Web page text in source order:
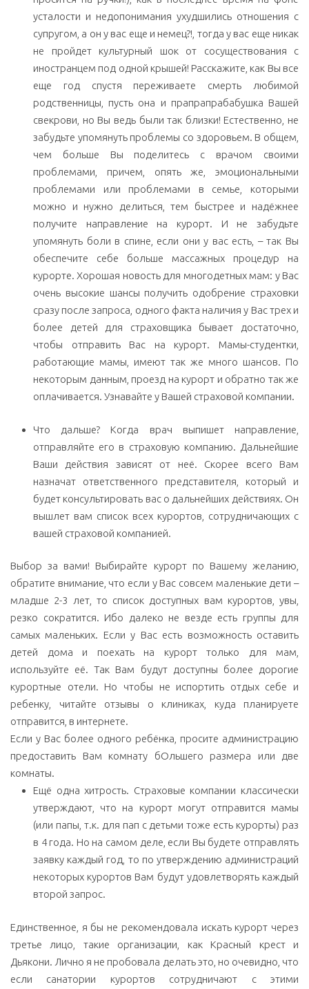
усталости и недопонимания ухудшились отношения с
супругом, а он у вас еще и немец?!, тогда у вас еще никак
не пройдет культурный шок от сосуществования с
иностранцем под одной крышей! Расскажите, как Вы все
еще год спустя переживаете смерть любимой
родственницы, пусть она и прапрапрабабушка Вашей
свекрови, но Вы ведь были так близки! Естественно, не
забудьте упомянуть проблемы со здоровьем. В общем,
чем больше Вы поделитесь с врачом своими
проблемами, причем, опять же, эмоциональными
проблемами или проблемами в семье, которыми
можно и нужно делиться, тем быстрее и надёжнее
получите направление на курорт. И не забудьте
упомянуть боли в спине, если они у вас есть, – так Вы
обеспечите себе больше массажных процедур на
курорте. Хорошая новость для многодетных мам: у Вас
очень высокие шансы получить одобрение страховки
сразу после запроса, одного факта наличия у Вас трех и
более детей для страховщика бывает достаточно,
чтобы отправить Вас на курорт. Мамы-студентки,
работающие мамы, имеют так же много шансов. По
некоторым данным, проезд на курорт и обратно так же
оплачивается. Узнавайте у Вашей страховой компании.
Что дальше? Когда врач выпишет направление,
отправляйте его в страховую компанию. Дальнейшие
Ваши действия зависят от неё. Скорее всего Вам
назначат ответственного представителя, который и
будет консультировать вас о дальнейших действиях. Он
вышлет вам список всех курортов, сотрудничающих с
вашей страховой компанией.
Выбор за вами! Выбирайте курорт по Вашему желанию,
обратите внимание, что если у Вас совсем маленькие дети –
младше 2-3 лет, то список доступных вам курортов, увы,
резко сократится. Ибо далеко не везде есть группы для
самых маленьких. Если у Вас есть возможность оставить
детей дома и поехать на курорт только для мам,
используйте её. Так Вам будут доступны более дорогие
курортные отели. Но чтобы не испортить отдых себе и
ребенку, читайте отзывы о клиниках, куда планируете
отправится, в интернете.
Если у Вас более одного ребёнка, просите администрацию
предоставить Вам комнату бОльшего размера или две
комнаты.
Ещё одна хитрость. Страховые компании классически
утверждают, что на курорт могут отправится мамы
(или папы, т.к. для пап с детьми тоже есть курорты) раз
в 4 года. Но на самом деле, если Вы будете отправлять
заявку каждый год, то по утверждению администраций
некоторых курортов Вам будут удовлетворять каждый
второй запрос.
Единственное, я бы не рекомендовала искать курорт через
третье лицо, такие организации, как Красный крест и
Дьякони. Лично я не пробовала делать это, но очевидно, что
если санатории курортов сотрудничают с этими